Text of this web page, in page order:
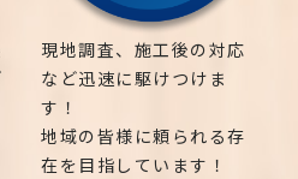
現地調査、施工後の対応
など迅速に駆けつけま
す！
地域の皆様に頼られる存
在を目指しています！